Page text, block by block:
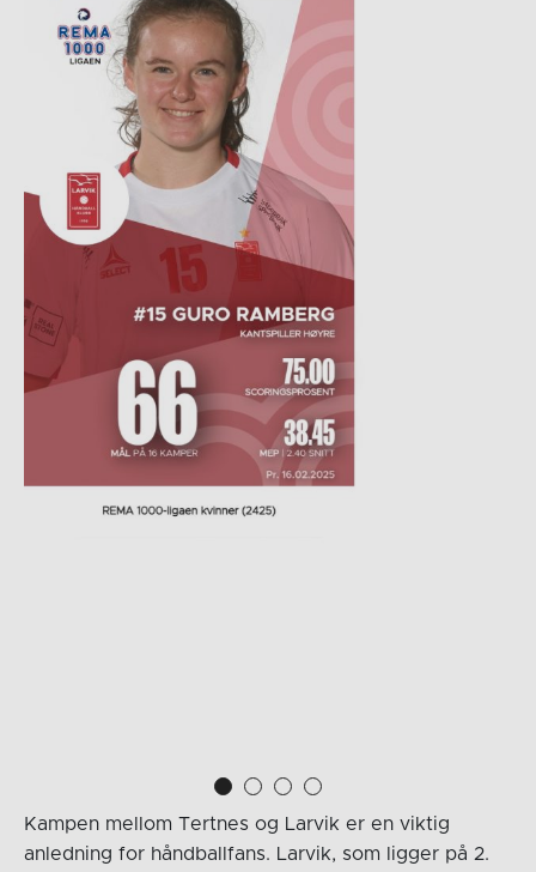
Kampen mellom Tertnes og Larvik er en viktig
anledning for håndballfans. Larvik, som ligger på 2.